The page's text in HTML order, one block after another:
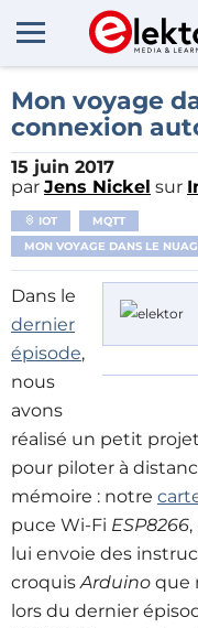
Mon voyage
connexion
15 juin 2017
par Jens Nickel sur
IOT
MQTT
MON VOYAGE DANS LE
Dans le
dernier
épisode,
nous
avons
réalisé un petit
pour piloter à
mémoire : notre
puce Wi-Fi ESP8266
lui envoie des
croquisArduino que
lors du dernier